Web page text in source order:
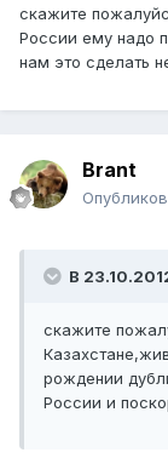
скажите
России ему надо
нам это сделать
Brant
В
скажите
рождении
России и